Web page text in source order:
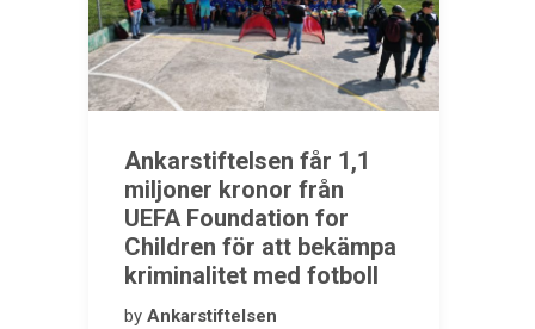
Ankarstiftelsen får 1,1
miljoner kronor från
UEFA Foundation for
Children för att bekämpa
kriminalitet med fotboll
by Ankarstiftelsen